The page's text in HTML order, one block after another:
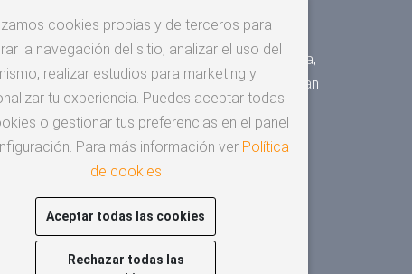
Denia | Abogados Elche | Abogados Elda,
| Abogados Huesca | Abogados Jaén |
Málaga | Abogados Murcia | Abogados Orihuela,
San Cristóbal de la Laguna | Abogados San
Santander | Abogados Sevilla | Abogados
cookies propias y de terceros para
la navegación del sitio, analizar el uso del
realizar estudios para marketing y
tu experiencia. Puedes aceptar todas
o gestionar tus preferencias en el panel
Para más información ver Política
de cookies
Aceptar todas las cookies
Rechazar todas las